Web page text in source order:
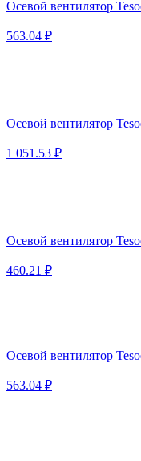
Осевой вентилятор
563.04 ₽
Осевой вентилятор
1 051.53 ₽
Осевой вентилятор
460.21 ₽
Осевой вентилятор
563.04 ₽